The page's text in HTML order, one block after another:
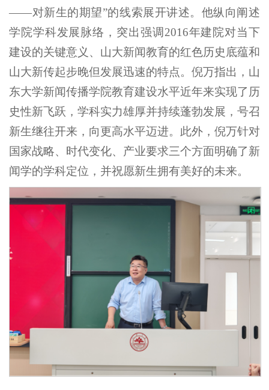
——对新生的期望”的线索展开讲述。他纵向阐述
学院学科发展脉络，突出强调2016年建院对当下
建设的关键意义、山大新闻教育的红色历史底蕴和
山大新传起步晚但发展迅速的特点。倪万指出，山
东大学新闻传播学院教育建设水平近年来实现了历
史性新飞跃，学科实力雄厚并持续蓬勃发展，号召
新生继往开来，向更高水平迈进。此外，倪万针对
国家战略、时代变化、产业要求三个方面明确了新
闻学的学科定位，并祝愿新生拥有美好的未来。